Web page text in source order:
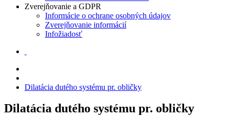
Zverejňovanie a GDPR
Informácie o ochrane osobných údajov
Zverejňovanie informácií
Infožiadosť
Dilatácia dutého systému pr. obličky
Dilatácia dutého systému pr. obličky